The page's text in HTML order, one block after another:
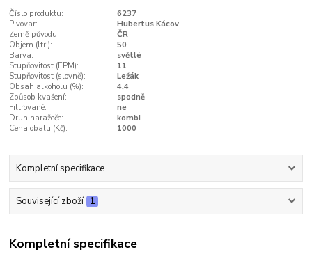
Číslo produktu:
6237
Pivovar:
Hubertus Kácov
Země původu:
ČR
Objem (ltr,):
50
Barva:
světlé
Stupňovitost (EPM):
11
Stupňovitost (slovně):
Ležák
Obsah alkoholu (%):
4,4
Způsob kvašení:
spodně
Filtrované:
ne
Druh naražeče:
kombi
Cena obalu (Kč):
1000
Kompletní specifikace
Související zboží 1
Kompletní specifikace